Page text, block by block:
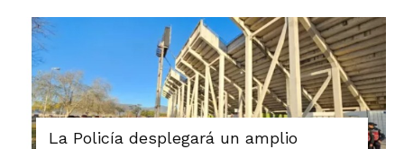
La Policía desplegará un amplio